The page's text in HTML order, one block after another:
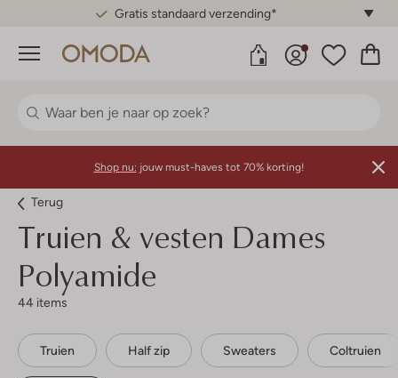
Gratis standaard verzending*
Menu
Shop nu: jouw must-haves tot 70% korting!
Terug
Truien & vesten Dames
Polyamide
44 items
Truien Half zip Sweaters Coltruien